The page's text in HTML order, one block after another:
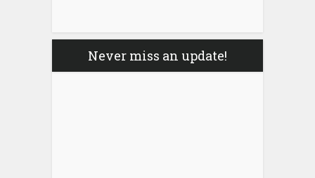
Never miss an update!